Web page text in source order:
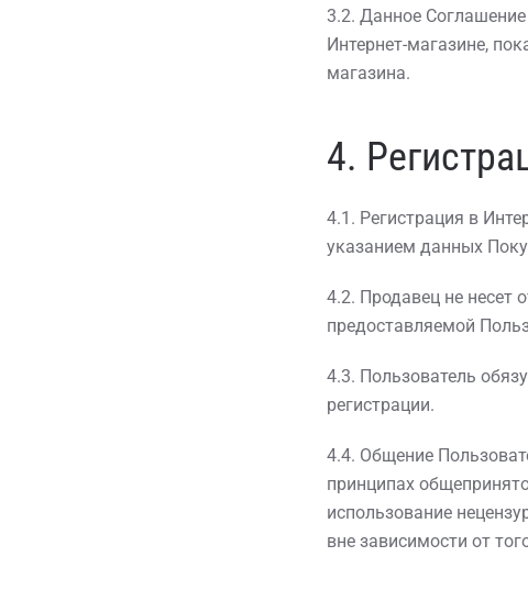
3.2. Данное
Интернет-магазине,
магазина.
4.
4.1. Регистрация в
указанием данных
4.2. Продавец не несет
предоставляемой
4.3. Пользователь
регистрации.
4.4. Общение
принципах
использование
вне зависимости от